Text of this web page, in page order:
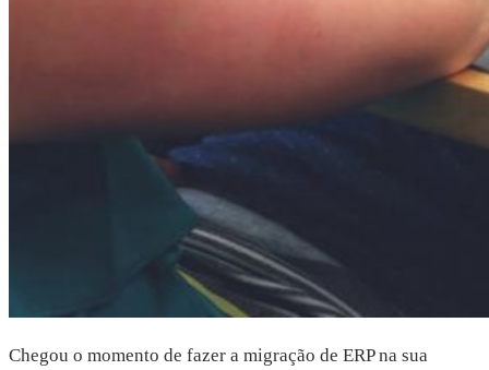
Chegou o momento de fazer a migração de ERP na sua